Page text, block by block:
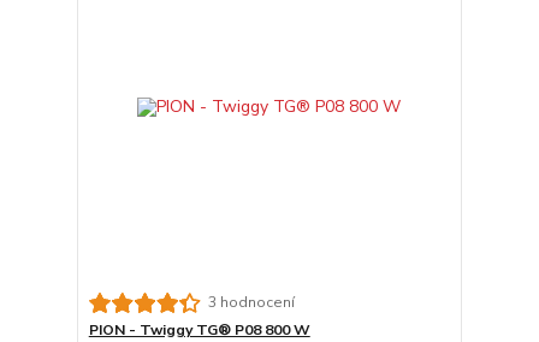
3 hodnocení
PION - Twiggy TG® P08 800 W